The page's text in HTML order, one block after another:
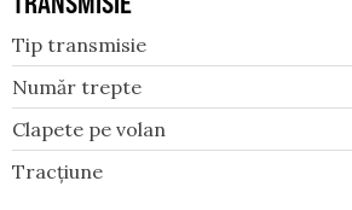
Tip transmisie
Număr trepte
Clapete pe volan
Tracțiune